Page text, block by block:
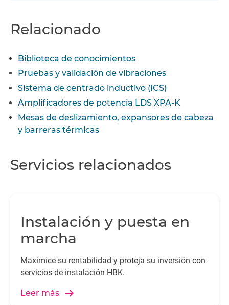
Relacionado
Biblioteca de conocimientos
Pruebas y validación de vibraciones
Sistema de centrado inductivo (ICS)
Amplificadores de potencia LDS XPA-K
Mesas de deslizamiento, expansores de cabeza
y barreras térmicas
Servicios relacionados
Instalación y puesta en
marcha
Maximice su rentabilidad y proteja su inversión con
servicios de instalación HBK.
Leer más